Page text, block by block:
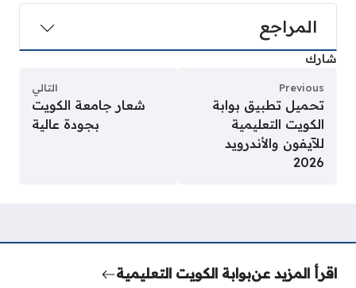
المراجع
شارك
Previous
تحميل تطبيق بوابة
الكويت التعليمية
للآيفون والأندرويد
2026
التالي
شعار جامعة الكويت
بجودة عالية
اقرأ المزيد عنبوابة الكويت التعليمية